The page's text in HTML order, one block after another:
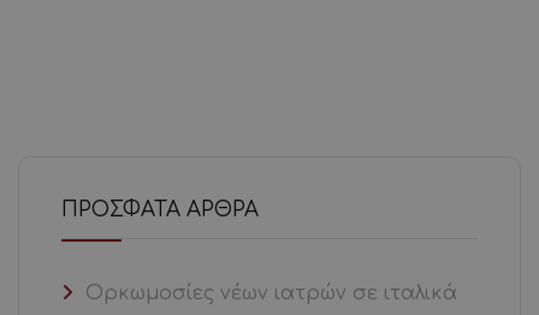
ΠΡΌΣΦΑΤΑ ΆΡΘΡΑ
Ορκωμοσίες νέων ιατρών σε ιταλικά